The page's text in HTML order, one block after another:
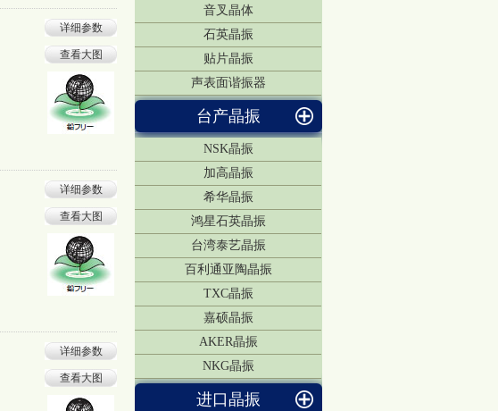
音叉晶体
石英晶振
贴片晶振
声表面谐振器
台产晶振
NSK晶振
加高晶振
希华晶振
鸿星石英晶振
台湾泰艺晶振
百利通亚陶晶振
TXC晶振
嘉硕晶振
AKER晶振
NKG晶振
进口晶振
详细参数
查看大图
详细参数
查看大图
详细参数
查看大图